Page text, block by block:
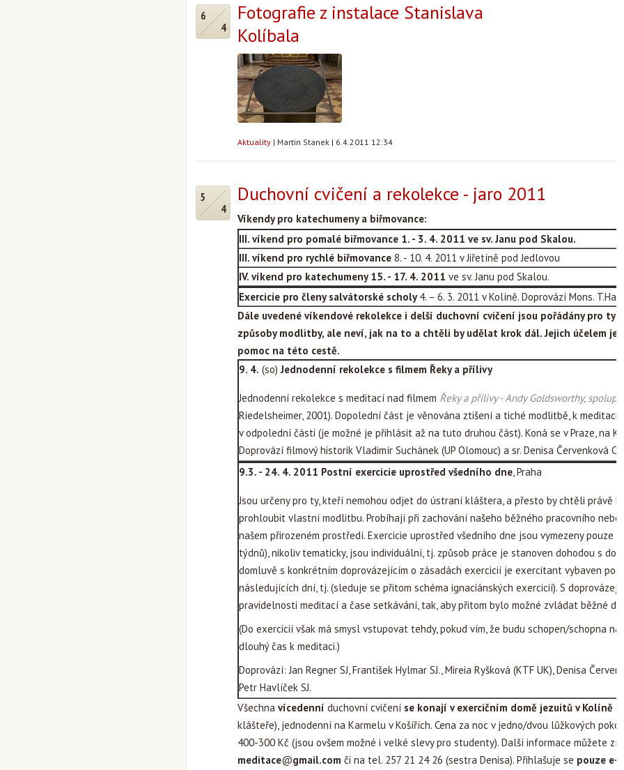
6
4
Fotografie z instalace Stanislava
Kolíbala
Aktuality | Martin Stanek | 6.4.2011 12:34
5
4
Duchovní cvičení a rekolekce - jaro 2011
Víkendy pro katechumeny a biřmovance:
III. víkend pro pomalé biřmovance 1. - 3. 4. 2011 ve sv. Janu pod Skalou.
III. víkend pro rychlé biřmovance 8. - 10. 4. 2011 v Jiřetíně pod Jedlovou
IV. víkend pro katechumeny15. - 17. 4. 2011 ve sv. Janu pod Skalou.
Exercicie pro členy salvátorské scholy4. – 6. 3. 2011 v Kolíně. Doprovází Mons. T.Halík.
Dále uvedené víkendové rekolekce i delší duchovní cvičení jsou pořádány pro ty
způsoby modlitby, ale neví, jak na to a chtěli by udělat krok dál. Jejich účelem je
pomoc na této cestě.
9. 4. (so)Jednodenní rekolekce s filmem Řeky a přílivy
Jednodenní rekolekce s meditací nad filmem Řeky a přílivy - Andy Goldsworthy,
Riedelsheimer, 2001). Dopolední část je věnována ztišení a tiché modlitbě, k meditaci
v odpolední části (je možné je přihlásit až na tuto druhou část). Koná se v Praze, na
Doprovází filmový historik Vladimír Suchánek (UP Olomouc) a sr. Denisa Červenková
9.3. - 24. 4. 2011 Postní exercicie uprostřed všedního dne, Praha
Jsou určeny pro ty, kteří nemohou odjet do ústraní kláštera, a přesto by chtěli právě
prohloubit vlastní modlitbu. Probíhají při zachování našeho běžného pracovního nebo
našem přirozeném prostředí. Exercicie uprostřed všedního dne jsou vymezeny pouze
týdnů), nikoliv tematicky, jsou individuální, tj. způsob práce je stanoven dohodou s
domluvě s konkrétním doprovázejícím o zásadách exercicií je exercitant vybaven
následujících dní, tj. (sleduje se přitom schéma ignaciánských exercicií). S
pravidelnosti meditací a čase setkávání, tak, aby přitom bylo možné zvládat běžné
(Do exercicií však má smysl vstupovat tehdy, pokud vím, že budu schopen/schopna
dlouhý čas k meditaci.)
Doprovází: Jan Regner SJ, František Hylmar SJ., Mireia Ryšková (KTF UK), Denisa
Petr Havlíček SJ.
Všechna vícedenní duchovní cvičení se konají v exercičním domě jezuitů v Kolíně
klášteře), jednodenní na Karmelu v Košířích. Cena za noc v jedno/dvou lůžkových
400-300 Kč (jsou ovšem možné i velké slevy pro studenty). Další informace můžete
meditace@gmail.com či na tel. 257 21 24 26 (sestra Denisa). Přihlašuje se pouze e-